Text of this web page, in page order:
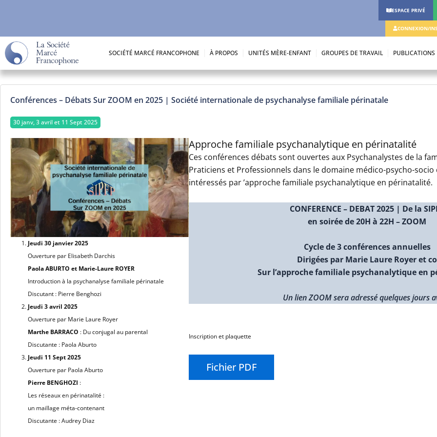
ESPACE PRIVÉ
CONNEXION/
SOCIÉTÉ MARCÉ FRANCOPHONE À PROPOS UNITÉS MÈRE-ENFANT GROUPES DE TRAVAIL PUBLICATIONS
Conférences – Débats Sur ZOOM en 2025 | Société internationale de psychanalyse familiale périnatale
30 janv, 3 avril et 11 Sept 2025
Jeudi 30 janvier 2025
Ouverture par Elisabeth Darchis
Paola ABURTO et Marie-Laure ROYER
Introduction à la psychanalyse familiale périnatale
Discutant : Pierre Benghozi
Jeudi 3 avril 2025
Ouverture par Marie Laure Royer
Marthe BARRACO : Du conjugal au parental
Discutante : Paola Aburto
Jeudi 11 Sept 2025
Ouverture par Paola Aburto
Pierre BENGHOZI :
Les réseaux en périnatalité :
un maillage méta-contenant
Discutante : Audrey Diaz
Approche familiale psychanalytique en périnatalité
Ces conférences débats sont ouvertes aux Psychanalystes de la
Praticiens et Professionnels dans le domaine médico-psycho-
intéressés par ’approche familiale psychanalytique en périnatalité.
CONFERENCE – DEBAT 2025 | De la
en soirée de 20H à 22H – ZOOM
Cycle de 3 conférences annuelles
Dirigées par Marie Laure Royer et co
Sur l’approche familiale psychanalytique en
Un lien ZOOM sera adressé quelques jours
Inscription et plaquette
Fichier PDF